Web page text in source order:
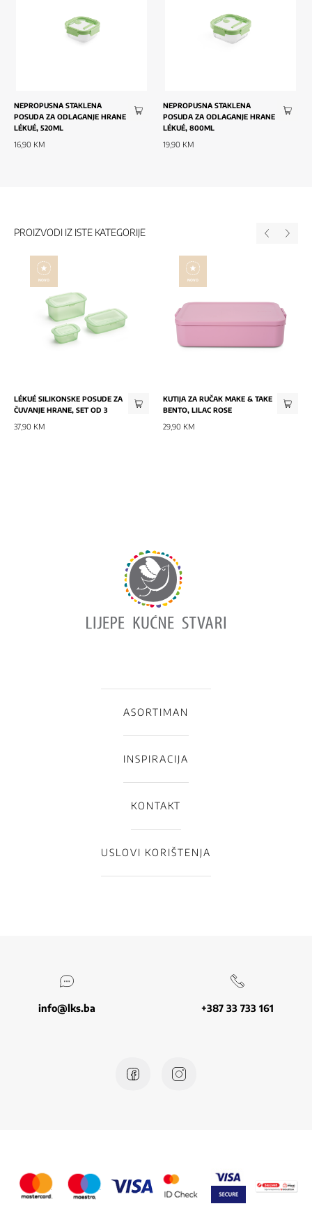
NEPROPUSNA STAKLENA
POSUDA ZA ODLAGANJE HRANE
LÉKUÉ, 520ML
16,90 KM
NEPROPUSNA STAKLENA
POSUDA ZA ODLAGANJE HRANE
LÉKUÉ, 800ML
19,90 KM
PROIZVODI IZ ISTE KATEGORIJE
NOVO
LÉKUÉ SILIKONSKE POSUDE ZA
ČUVANJE HRANE, SET OD 3
37,90 KM
NOVO
KUTIJA ZA RUČAK MAKE & TAKE
BENTO, LILAC ROSE
29,90 KM
ASORTIMAN
INSPIRACIJA
KONTAKT
USLOVI KORIŠTENJA
info@lks.ba +387 33 733 161